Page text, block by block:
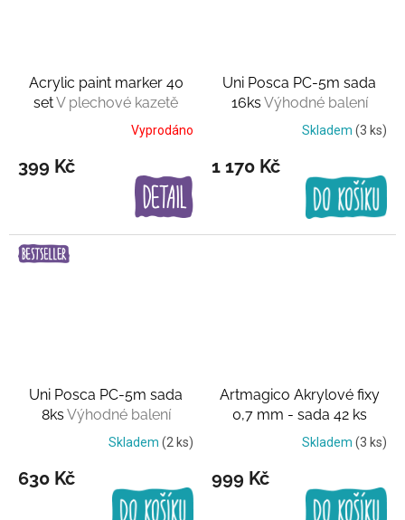
Acrylic paint marker 40
setV plechové kazetě
Vyprodáno
399 Kč
Uni Posca PC-5m sada
16ks Výhodné balení
Skladem (3 ks)
1 170 Kč
Uni Posca PC-5m sada
8ks Výhodné balení
Skladem (2 ks)
630 Kč
Artmagico Akrylové fixy
0,7 mm - sada 42 ks
Výhodné balení
Skladem (3 ks)
999 Kč